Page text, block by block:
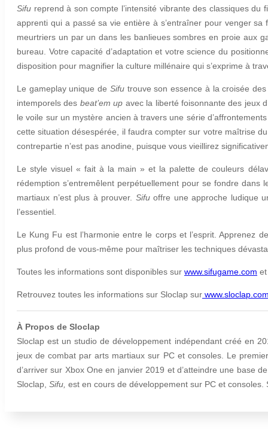
Sifu reprend à son compte l’intensité vibrante des classiques
apprenti qui a passé sa vie entière à s’entraîner pour venger
meurtriers un par un dans les banlieues sombres en proie aux
bureau. Votre capacité d’adaptation et votre science du
disposition pour magnifier la culture millénaire qui s’exprime à
Le gameplay unique de Sifutrouve son essence à la croisée
intemporels des beat’em up avec la liberté foisonnante des jeux
le voile sur un mystère ancien à travers une série
cette situation désespérée, il faudra compter sur votre maîtrise
contrepartie n’est pas anodine, puisque vous vieillirez
Le style visuel « fait à la main » et la palette de couleurs
rédemption s’entremêlent perpétuellement pour se fondre dans
martiaux n’est plus à prouver. Sifuoffre une approche ludique
l’essentiel.
Le Kung Fu est l’harmonie entre le corps et l’esprit. Apprenez
plus profond de vous-même pour maîtriser les techniques
Toutes les informations sont disponibles sur www.sifugame.com
Retrouvez toutes les informations sur Sloclap sur
À Propos de Sloclap
Sloclap est un studio de développement indépendant créé en
jeux de combat par arts martiaux sur PC et consoles. Le
d’arriver sur Xbox One en janvier 2019 et d’atteindre une base
Sloclap, Sifu, est en cours de développement sur PC et